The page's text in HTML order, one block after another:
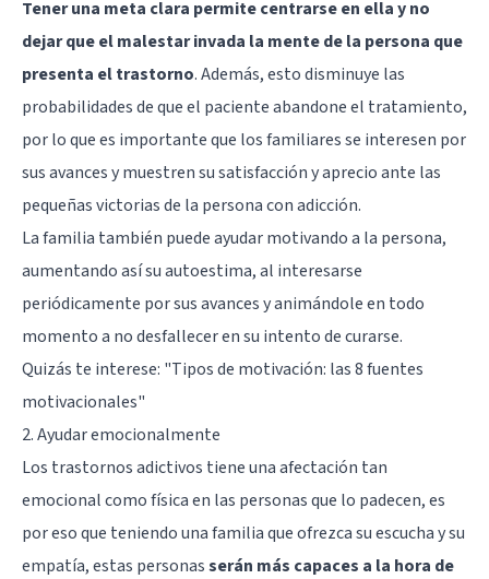
Tener una meta clara permite centrarse en ella y no
dejar que el malestar invada la mente de la persona que
presenta el trastorno. Además, esto disminuye las
probabilidades de que el paciente abandone el tratamiento,
por lo que es importante que los familiares se interesen por
sus avances y muestren su satisfacción y aprecio ante las
pequeñas victorias de la persona con adicción.
La familia también puede ayudar motivando a la persona,
aumentando así su autoestima, al interesarse
periódicamente por sus avances y animándole en todo
momento a no desfallecer en su intento de curarse.
Quizás te interese: "Tipos de motivación: las 8 fuentes
motivacionales"
2. Ayudar emocionalmente
Los trastornos adictivos tiene una afectación tan
emocional como física en las personas que lo padecen, es
por eso que teniendo una familia que ofrezca su escucha y su
empatía, estas personasserán más capaces a la hora de